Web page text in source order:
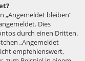
„Angemeldet bleiben“
Dies
durch einen Dritten.
„Angemeldet
empfehlenswert,